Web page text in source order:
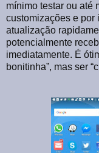
mínimo testar ou até
customizações e por
atualização
potencialmente
imediatamente. É
bonitinha”, mas ser